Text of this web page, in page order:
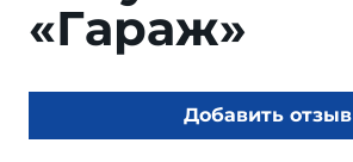
«Гараж»
Добавить отзыв